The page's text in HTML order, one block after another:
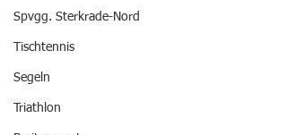
Spvgg. Sterkrade-Nord
Tischtennis
Segeln
Triathlon